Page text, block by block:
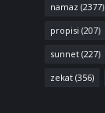
namaz (2377)
propisi (207)
sunnet(227)
zekat(356)